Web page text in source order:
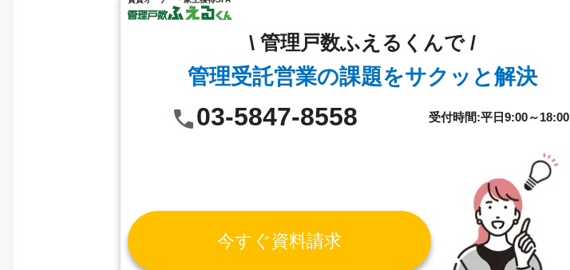
\ 管理戸数ふえるくんで /
管理受託営業の課題をサクッと解決
03-5847-8558 受付時間:平日9:00～18:00
今すぐ資料請求